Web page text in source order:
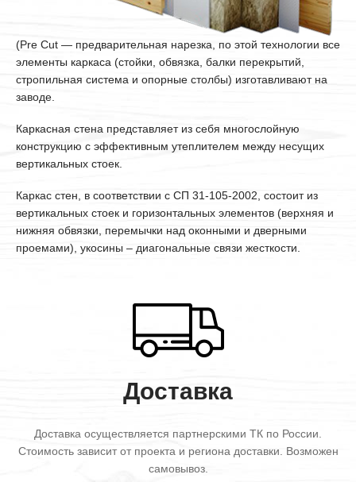
(Pre Cut — предварительная нарезка, по этой технологии все
элементы каркаса (стойки, обвязка, балки перекрытий,
стропильная система и опорные столбы) изготавливают на
заводе.
Каркасная стена представляет из себя многослойную
конструкцию с эффективным утеплителем между несущих
вертикальных стоек.
Каркас стен, в соответствии с СП 31-105-2002, состоит из
вертикальных стоек и горизонтальных элементов (верхняя и
нижняя обвязки, перемычки над оконными и дверными
проемами), укосины – диагональные связи жесткости.
Доставка
Доставка осуществляется партнерскими ТК по России.
Стоимость зависит от проекта и региона доставки. Возможен
самовывоз.